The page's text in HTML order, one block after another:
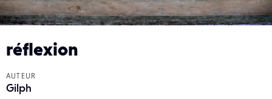
réflexion
AUTEUR
Gilph